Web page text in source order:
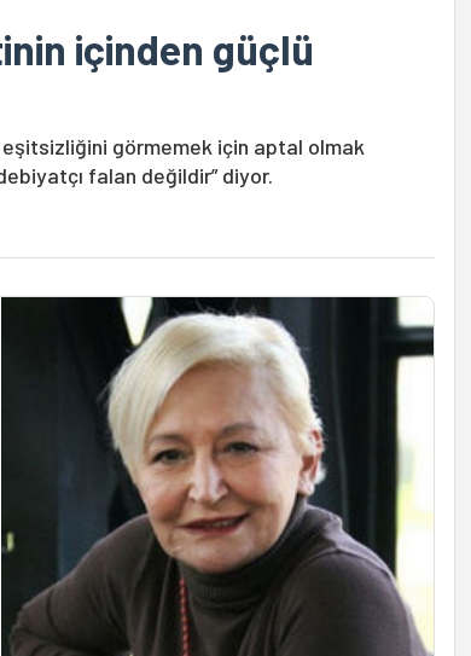
içinden güçlü
eşitsizliğini görmemek için aptal olmak
falan değildir” diyor.